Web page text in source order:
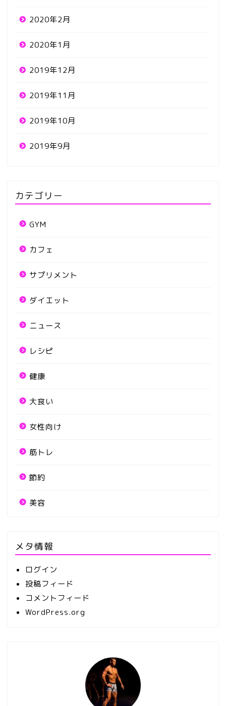
2020年2月
2020年1月
2019年12月
2019年11月
2019年10月
2019年9月
カテゴリー
GYM
カフェ
サプリメント
ダイエット
ニュース
レシピ
健康
大食い
女性向け
筋トレ
節約
美容
メタ情報
ログイン
投稿フィード
コメントフィード
WordPress.org